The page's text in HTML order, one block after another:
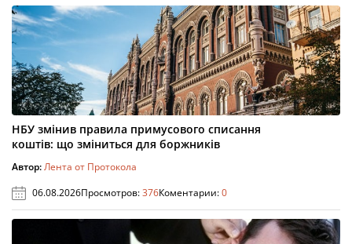
НБУ змінив правила примусового списання
коштів: що зміниться для боржників
Автор:Лента от Протокола
06.08.2026Просмотров:376Коментарии:0